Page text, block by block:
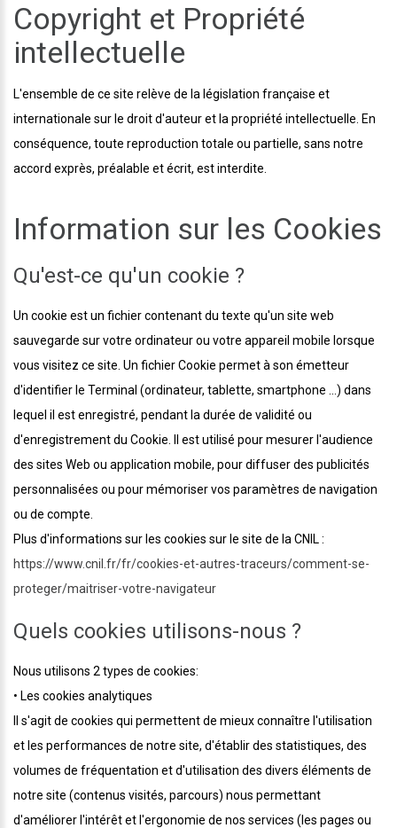
Copyright et Propriété
intellectuelle
L'ensemble de ce site relève de la législation française et
internationale sur le droit d'auteur et la propriété intellectuelle. En
conséquence, toute reproduction totale ou partielle, sans notre
accord exprès, préalable et écrit, est interdite.
Information sur les Cookies
Qu'est-ce qu'un cookie ?
Un cookie est un fichier contenant du texte qu'un site web
sauvegarde sur votre ordinateur ou votre appareil mobile lorsque
vous visitez ce site. Un fichier Cookie permet à son émetteur
d'identifier le Terminal (ordinateur, tablette, smartphone ...) dans
lequel il est enregistré, pendant la durée de validité ou
d'enregistrement du Cookie. Il est utilisé pour mesurer l'audience
des sites Web ou application mobile, pour diffuser des publicités
personnalisées ou pour mémoriser vos paramètres de navigation
ou de compte.
Plus d'informations sur les cookies sur le site de la CNIL :
https://www.cnil.fr/fr/cookies-et-autres-traceurs/comment-se-
proteger/maitriser-votre-navigateur
Quels cookies utilisons-nous ?
Nous utilisons 2 types de cookies:
• Les cookies analytiques
Il s'agit de cookies qui permettent de mieux connaître l'utilisation
et les performances de notre site, d'établir des statistiques, des
volumes de fréquentation et d'utilisation des divers éléments de
notre site (contenus visités, parcours) nous permettant
d'améliorer l'intérêt et l'ergonomie de nos services (les pages ou